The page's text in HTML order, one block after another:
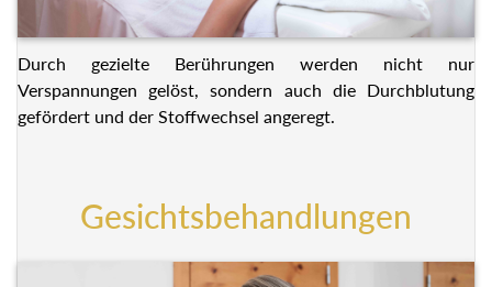
Durch gezielte Berührungen werden nicht nur
Verspannungen gelöst, sondern auch die Durchblutung
gefördert und der Stoffwechsel angeregt.
Gesichtsbehandlungen